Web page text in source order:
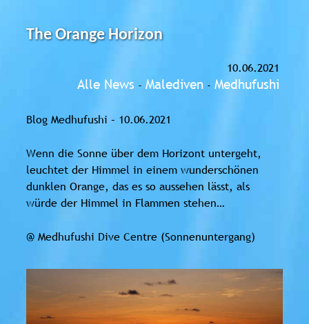
The Orange Horizon
10.06.2021
Alle News - Malediven - Medhufushi
Blog Medhufushi – 10.06.2021
Wenn die Sonne über dem Horizont untergeht,
leuchtet der Himmel in einem wunderschönen
dunklen Orange, das es so aussehen lässt, als
würde der Himmel in Flammen stehen…
@ Medhufushi Dive Centre (Sonnenuntergang)